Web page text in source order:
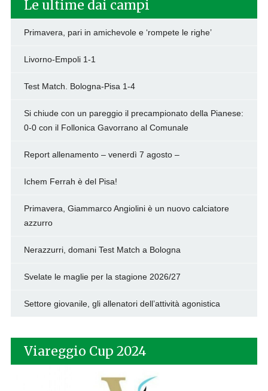
Le ultime dai campi
Primavera, pari in amichevole e ‘rompete le righe’
Livorno-Empoli 1-1
Test Match. Bologna-Pisa 1-4
Si chiude con un pareggio il precampionato della Pianese:
0-0 con il Follonica Gavorrano al Comunale
Report allenamento – venerdì 7 agosto –
Ichem Ferrah è del Pisa!
Primavera, Giammarco Angiolini è un nuovo calciatore
azzurro
Nerazzurri, domani Test Match a Bologna
Svelate le maglie per la stagione 2026/27
Settore giovanile, gli allenatori dell’attività agonistica
Viareggio Cup 2024